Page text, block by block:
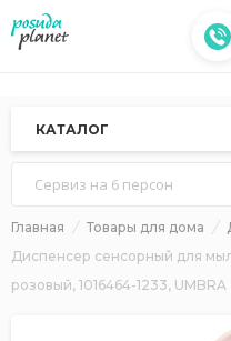
КАТАЛОГ
Сервиз на 6 персон
Главная Товары для дома
Диспенсер сенсорный для
розовый, 1016464-1233, UMBRA